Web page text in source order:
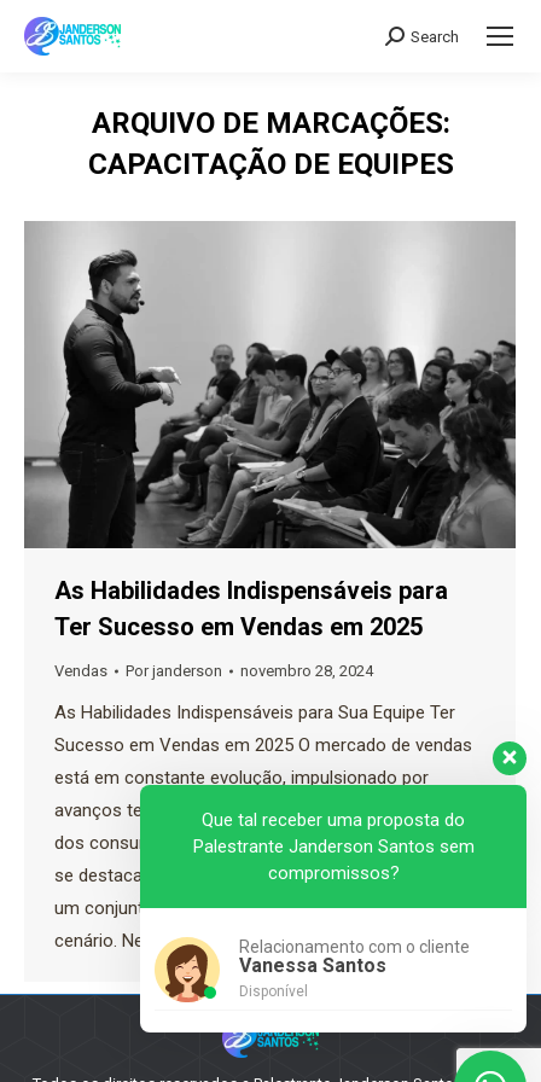
Search:
Search
ARQUIVO DE MARCAÇÕES:
CAPACITAÇÃO DE EQUIPES
As Habilidades Indispensáveis ​​para
Ter Sucesso em Vendas em 2025
Vendas Porjanderson novembro 28, 2024
As Habilidades Indispensáveis ​​para Sua Equipe Ter
Sucesso em Vendas em 2025 O mercado de vendas
está em constante evolução, impulsionado por
avanços tecnológicos, mudanças no comportamento
dos consumidores e novas demandas globais. Para
se destacar em 2025, os fornecedores precisarão de
um conjunto de habilidades adaptadas a esse novo
cenário. Neste artigo, exploraremos as…
Que tal receber uma proposta do
Palestrante Janderson Santos sem
compromissos?
Relacionamento com o cliente
Vanessa Santos
Disponível